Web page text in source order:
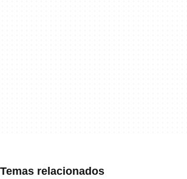
Temas relacionados